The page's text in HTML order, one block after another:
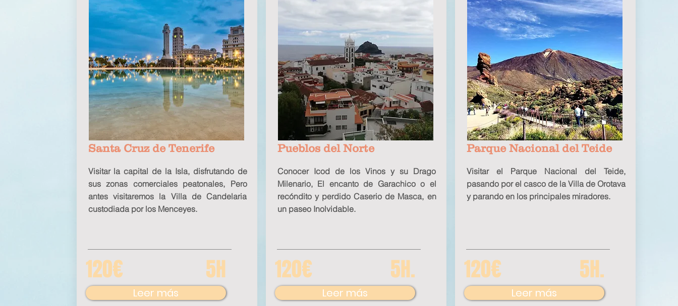
Santa Cruz de Tenerife
Visitar la capital de la Isla, disfrutando de
sus zonas comerciales peatonales, Pero
antes visitaremos la Villa de Candelaria
custodiada por los Menceyes.
120€ 5H
Leer más
Pueblos del Norte
Conocer Icod de los Vinos y su Drago
Milenario, El encanto de Garachico o el
recóndito y perdido Caserio de Masca, en
un paseo Inolvidable.
120€ 5H.
Leer más
Parque Nacional del Teide
Visitar el Parque Nacional del Teide,
pasando por el casco de la Villa de Orotava
y parando en los principales miradores.
120€ 5H.
Leer más